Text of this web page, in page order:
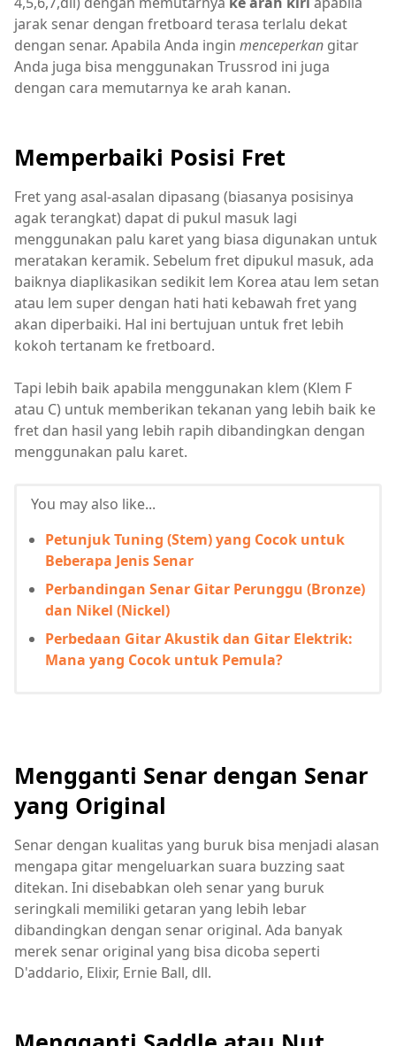
jarak senar dengan fretboard terasa terlalu dekat
dengan senar. Apabila Anda ingin menceperkan gitar
Anda juga bisa menggunakan Trussrod ini juga
dengan cara memutarnya ke arah kanan.
Memperbaiki Posisi Fret
Fret yang asal-asalan dipasang (biasanya posisinya
agak terangkat) dapat di pukul masuk lagi
menggunakan palu karet yang biasa digunakan untuk
meratakan keramik. Sebelum fret dipukul masuk, ada
baiknya diaplikasikan sedikit lem Korea atau lem setan
atau lem super dengan hati hati kebawah fret yang
akan diperbaiki. Hal ini bertujuan untuk fret lebih
kokoh tertanam ke fretboard.
Tapi lebih baik apabila menggunakan klem (Klem F
atau C) untuk memberikan tekanan yang lebih baik ke
fret dan hasil yang lebih rapih dibandingkan dengan
menggunakan palu karet.
You may also like...
Petunjuk Tuning (Stem) yang Cocok untuk
Beberapa Jenis Senar
Perbandingan Senar Gitar Perunggu (Bronze)
dan Nikel (Nickel)
Perbedaan Gitar Akustik dan Gitar Elektrik:
Mana yang Cocok untuk Pemula?
Mengganti Senar dengan Senar
yang Original
Senar dengan kualitas yang buruk bisa menjadi alasan
mengapa gitar mengeluarkan suara buzzing saat
ditekan. Ini disebabkan oleh senar yang buruk
seringkali memiliki getaran yang lebih lebar
dibandingkan dengan senar original. Ada banyak
merek senar original yang bisa dicoba seperti
D'addario, Elixir, Ernie Ball, dll.